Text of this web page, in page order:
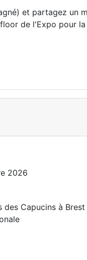
et partagez un
de l'Expo pour la
2026
des Capucins à Brest